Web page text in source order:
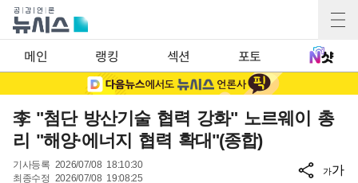
메인 랭킹 섹션 포토
李 "첨단 방산기술 협력 강화" 노르웨이 총
리 "해양·에너지 협력 확대"(종합)
기사등록 2026/07/08 18:10:30
최종수정 2026/07/08 19:08:25
가가